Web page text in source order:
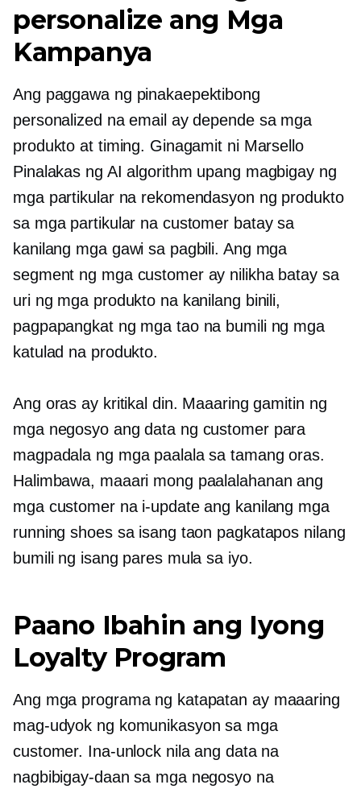
personalize ang Mga
Kampanya
Ang paggawa ng pinakaepektibong
personalized na email ay depende sa mga
produkto at timing. Ginagamit ni Marsello
Pinalakas ng AI algorithm upang magbigay ng
mga partikular na rekomendasyon ng produkto
sa mga partikular na customer batay sa
kanilang mga gawi sa pagbili. Ang mga
segment ng mga customer ay nilikha batay sa
uri ng mga produkto na kanilang binili,
pagpapangkat ng mga tao na bumili ng mga
katulad na produkto.
Ang oras ay kritikal din. Maaaring gamitin ng
mga negosyo ang data ng customer para
magpadala ng mga paalala sa tamang oras.
Halimbawa, maaari mong paalalahanan ang
mga customer na i-update ang kanilang mga
running shoes sa isang taon pagkatapos nilang
bumili ng isang pares mula sa iyo.
Paano Ibahin ang Iyong
Loyalty Program
Ang mga programa ng katapatan ay maaaring
mag-udyok ng komunikasyon sa mga
customer. Ina-unlock nila ang data na
nagbibigay-daan sa mga negosyo na